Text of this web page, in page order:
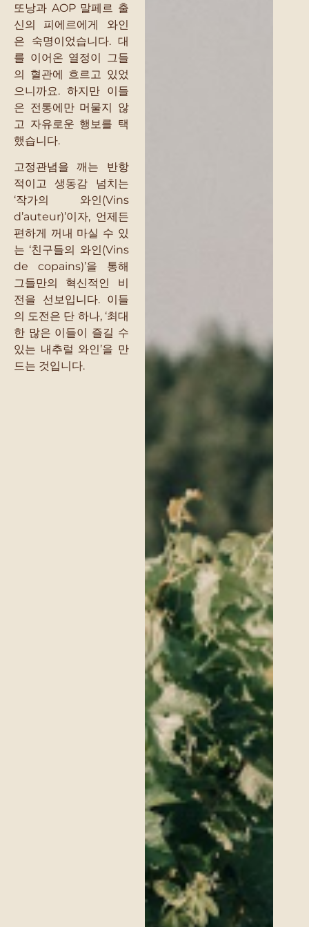
또낭과 AOP 말페르 출
신의 피에르에게 와인
은 숙명이었습니다. 대
를 이어온 열정이 그들
의 혈관에 흐르고 있었
으니까요. 하지만 이들
은 전통에만 머물지 않
고 자유로운 행보를 택
했습니다.
고정관념을 깨는 반항
적이고 생동감 넘치는
‘작가의 와인(Vins
d’auteur)’이자, 언제든
편하게 꺼내 마실 수 있
는 ‘친구들의 와인(Vins
de copains)’을 통해
그들만의 혁신적인 비
전을 선보입니다. 이들
의 도전은 단 하나, ‘최대
한 많은 이들이 즐길 수
있는 내추럴 와인’을 만
드는 것입니다.